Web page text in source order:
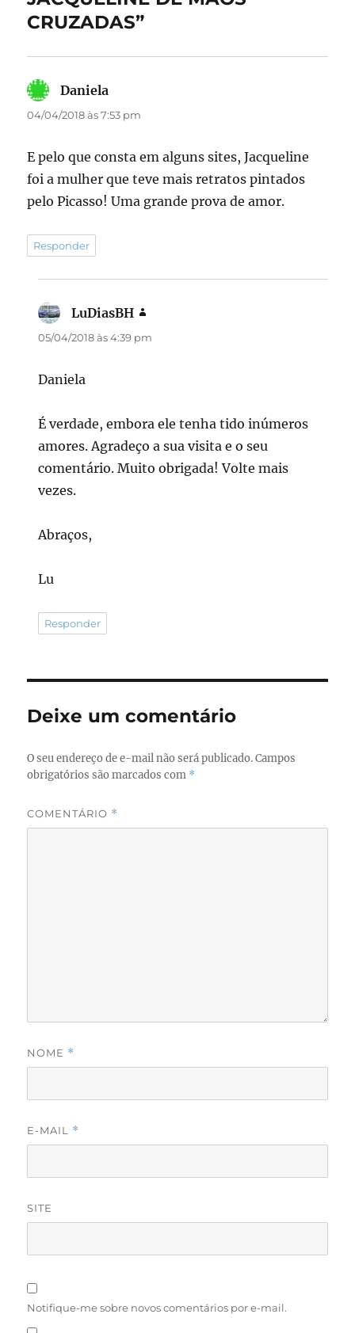
k
CRUZADAS”
Daniela
04/04/2018 às 7:53 pm
E pelo que consta em alguns sites, Jacqueline
foi a mulher que teve mais retratos pintados
pelo Picasso! Uma grande prova de amor.
Responder
LuDiasBH
05/04/2018 às 4:39 pm
Daniela
É verdade, embora ele tenha tido inúmeros
amores. Agradeço a sua visita e o seu
comentário. Muito obrigada! Volte mais
vezes.
Abraços,
Lu
Responder
Deixe um comentário
O seu endereço de e-mail não será publicado. Campos
obrigatórios são marcados com *
COMENTÁRIO *
NOME *
E-MAIL *
SITE
Notifique-me sobre novos comentários por e-mail.